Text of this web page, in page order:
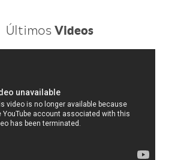
Últimos Videos